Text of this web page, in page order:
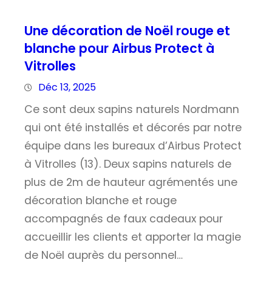
Une décoration de Noël rouge et
blanche pour Airbus Protect à
Vitrolles
Déc 13, 2025
Ce sont deux sapins naturels Nordmann
qui ont été installés et décorés par notre
équipe dans les bureaux d’Airbus Protect
à Vitrolles (13). Deux sapins naturels de
plus de 2m de hauteur agrémentés une
décoration blanche et rouge
accompagnés de faux cadeaux pour
accueillir les clients et apporter la magie
de Noël auprès du personnel…